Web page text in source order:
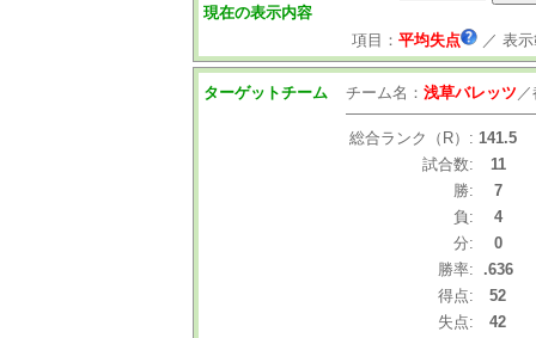
現在の表示内容
項目： 平均失点 ／ 表
ターゲットチーム チーム名： 浅草バレッツ ／
総合ランク（R）: 141.5
試合数:
11
勝:
7
負:
4
分:
0
勝率:
.636
得点:
52
失点:
42